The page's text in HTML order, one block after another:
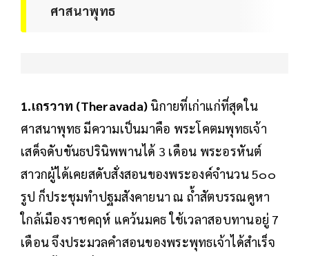
ศาสนาพุทธ
1.เถรวาท (Theravada) นิกายที่เก่าแก่ที่สุดใน
ศาสนาพุทธ มีความเป็นมาคือ พระโคตมพุทธเจ้า
เสด็จดับขันธปรินิพพานได้ 3 เดือน พระอรหันต์
สาวกผู้ได้เคยสดับสั่งสอนของพระองค์จำนวน 5๐๐
รูป ก็ประชุมทำปฐมสังคายนา ณ ถ้ำสัตบรรณคูหา
ใกล้เมืองราชคฤห์ แคว้นมคธ ใช้เวลาสอบทานอยู่ 7
เดือน จึงประมวลคำสอนของพระพุทธเจ้าได้สำเร็จ